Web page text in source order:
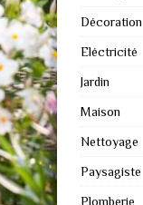
Décoration
Eléctricité
Jardin
Maison
Nettoyage
Paysagiste
Plomberie